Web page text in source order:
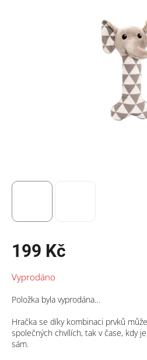
199 Kč
cena:
Vyprodáno
Položka byla vyprodána…
Hračka se díky kombinaci prvků
společných chvílích, tak v čase, kdy
sám.